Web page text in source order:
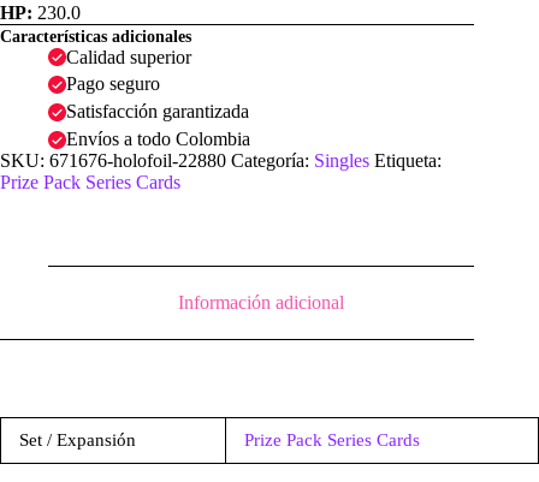
HP: 230.0
Características adicionales
Calidad superior
Pago seguro
Satisfacción garantizada
Envíos a todo Colombia
SKU: 671676-holofoil-22880 Categoría: Singles Etiqueta:
Prize Pack Series Cards
Información adicional
Set / Expansión Prize Pack Series Cards